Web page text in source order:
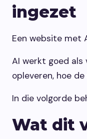
ingezet
Een website met
AI werkt goed als
opleveren, hoe
In die volgorde
Wat dit